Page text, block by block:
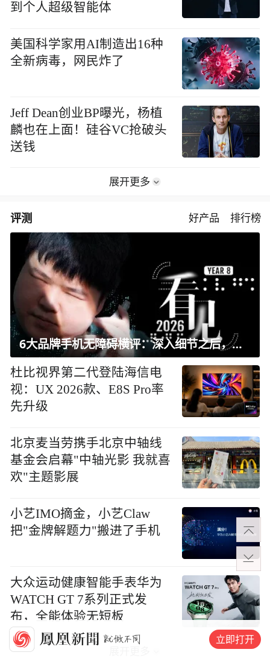
到个人超级智能体
美国科学家用AI制造出16种
全新病毒，网民炸了
Jeff Dean创业BP曝光，杨植
麟也在上面！硅谷VC抢破头
送钱
展开更多
评测 好产品 排行榜
6大品牌手机无障碍横评：深入细节之后，似乎只有苹果能挺住？｜ 看见2026
杜比视界第二代登陆海信电
视：UX 2026款、E8S Pro率
先升级
北京麦当劳携手北京中轴线
基金会启幕"中轴光影 我就喜
欢"主题影展
小艺IMO摘金，小艺Claw
把"金牌解题力"搬进了手机
大众运动健康智能手表华为
WATCH GT 7系列正式发
布，全能体验无短板
立即打开